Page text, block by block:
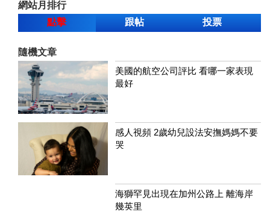
網站月排行
點擊
跟帖 投票
隨機文章
美國的航空公司評比 看哪一家表現
最好
感人視頻 2歲幼兒設法安撫媽媽不要
哭
海獅罕見出現在加州公路上 離海岸
幾英里